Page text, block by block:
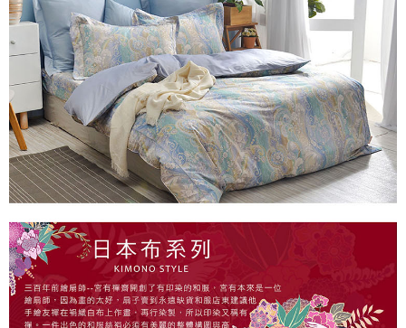
客戶支援中心」https://netprotections.freshdesk.com/support/home
【注意事項】
１．透過由恩沛科技股份有限公司提供之「AFTEE先享後付」服務完成之交
易，需依本服務之必要範圍內提供個人資料，並將交易相關給付款項請求債
權轉讓予恩沛科技股份有限公司。
２．關於個人資料處理事宜，請瀏覽以下網址：
https://aftee.tw/terms/#terms3
３．未成年的使用者請事先徵得法定代理人或監護人之同意方可使用
「AFTEE先享後付」，若未經同意申辦者引起之損失，本公司不負相關責
任。
４．使用「AFTEE先享後付」時，將依據個別帳號之用戶狀況，依本公司即
請求用戶進行身份認證。
５．嚴禁一人註冊多個帳號或使用他人資訊註冊。若發現惡意使用之情形，
恩沛科技股份有限公司將有權停止該用戶之使用額度並採取法律行動。